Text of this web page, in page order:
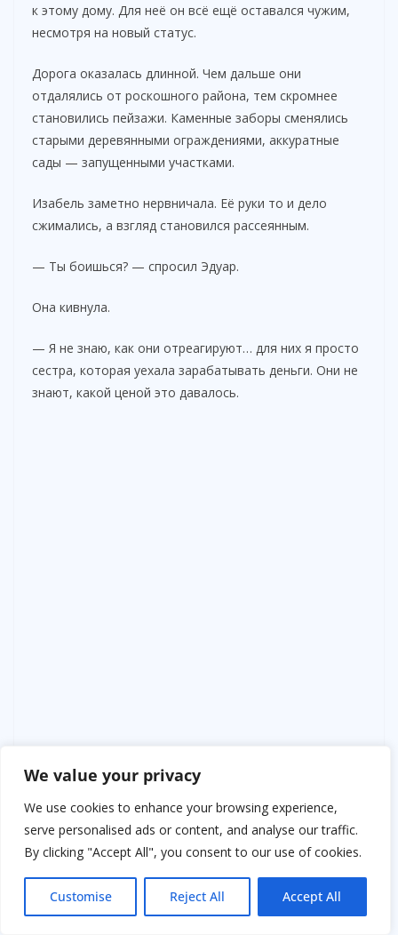
We value your privacy
We use cookies to enhance your browsing experience,
serve personalised ads or content, and analyse our traffic.
By clicking "Accept All", you consent to our use of cookies.
Customise Reject All Accept All
к этому дому. Для неё он всё ещё оставался чужим,
несмотря на новый статус.
Дорога оказалась длинной. Чем дальше они
отдалялись от роскошного района, тем скромнее
становились пейзажи. Каменные заборы сменялись
старыми деревянными ограждениями, аккуратные
сады — запущенными участками.
Изабель заметно нервничала. Её руки то и дело
сжимались, а взгляд становился рассеянным.
— Ты боишься? — спросил Эдуар.
Она кивнула.
— Я не знаю, как они отреагируют… для них я просто
сестра, которая уехала зарабатывать деньги. Они не
знают, какой ценой это давалось.